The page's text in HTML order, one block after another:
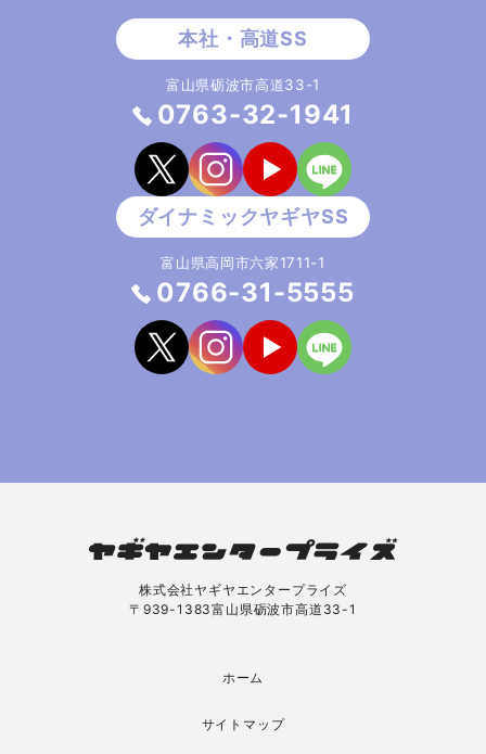
富山県砺波市高道33-1
0763-32-1941
富山県高岡市六家1711-1
0766-31-5555
株式会社ヤギヤエンタープライズ
〒939-1383富山県砺波市高道33-1
ホーム
サイトマップ